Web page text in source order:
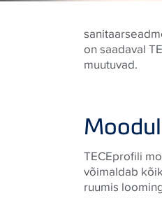
on saadaval
muutuvad.
TECEprofili
võimaldab
ruumis